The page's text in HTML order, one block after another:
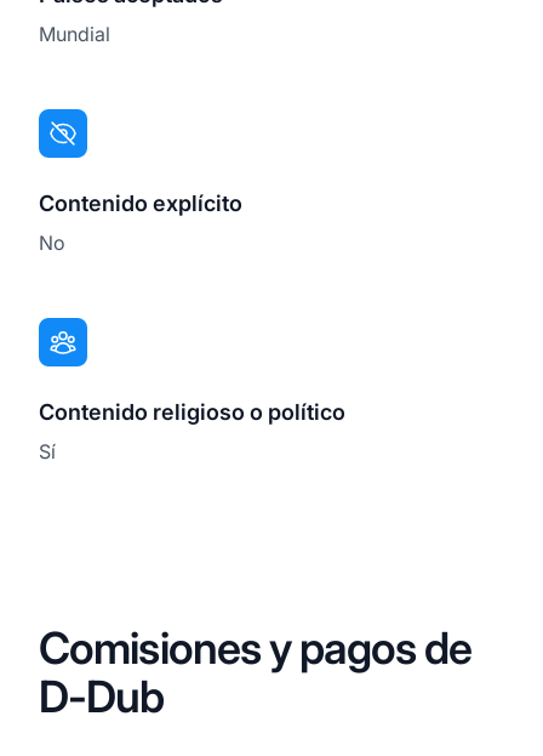
Mundial
Contenido explícito
No
Contenido religioso o político
Sí
Comisiones y pagos de
D-Dub